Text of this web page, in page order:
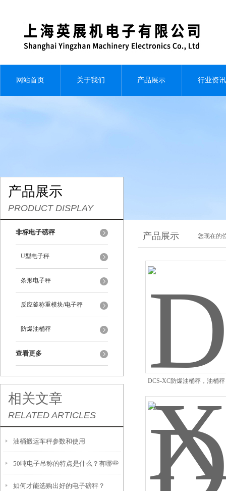
网站首页 关于我们 产品展示 行业资讯
产品展示
PRODUCT DISPLAY
非标电子磅秤
U型电子秤
条形电子秤
反应釜称重模块/电子秤
防爆油桶秤
查看更多
相关文章
RELATED ARTICLES
油桶搬运车秤参数和使用
50吨电子吊称的特点是什么？有哪些
优势？
如何才能选购出好的电子磅秤？
产品展示 您现在的
DCS-XC防爆油桶秤，油桶
油桶地磅秤油漆秤